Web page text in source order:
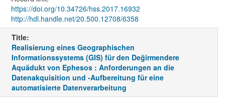
https://doi.org/10.34726/hss.2017.16932
http://hdl.handle.net/20.500.12708/6358
Title:
Realisierung eines Geographischen
Informationssystems (GIS) für den Değirmendere
Aquädukt von Ephesos : Anforderungen an die
Datenakquisition und -Aufbereitung für eine
automatisierte Datenverarbeitung